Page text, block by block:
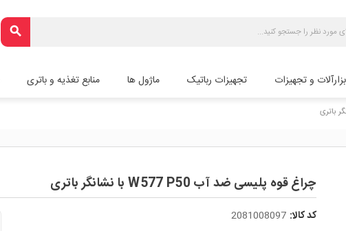
search
و تجهیزات تجهیزات رباتیک ماژول ها منابع تغذیه و باتری
چراغ قوه پلیسی ضد آب W577 P50 با نشانگر باتری
کد کالا: 2081008097